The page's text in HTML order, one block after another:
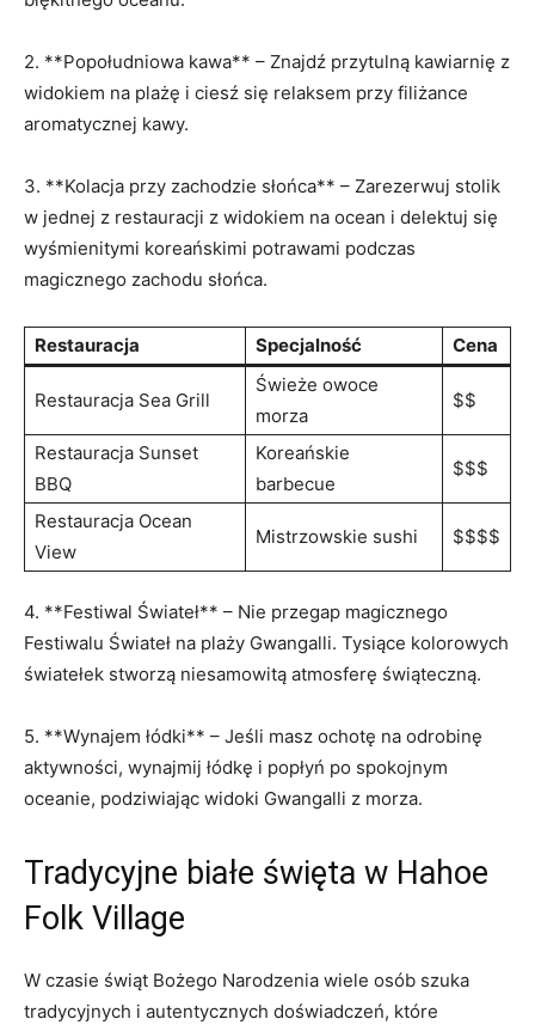
2. **Popołudniowa⁣ kawa** – Znajdź ⁤przytulną kawiarnię ⁤z
widokiem‍ na plażę i ciesź⁢ się relaksem przy filiżance
aromatycznej kawy.
3.‍ **Kolacja przy zachodzie ‌słońca** – Zarezerwuj stolik
w jednej z restauracji ⁢z widokiem ⁣na⁣ ocean ⁢i delektuj się
wyśmienitymi koreańskimi potrawami⁢ podczas
magicznego zachodu słońca.
Restauracja Specjalność Cena
Restauracja Sea Grill
Świeże owoce
morza
$$
Restauracja Sunset
BBQ
Koreańskie
barbecue
$$$
Restauracja Ocean
View
Mistrzowskie sushi $$$$
4. ⁤**Festiwal Świateł** – Nie przegap magicznego
Festiwalu ⁤Świateł na plaży‍ Gwangalli. Tysiące kolorowych
​światełek stworzą ⁤niesamowitą atmosferę świąteczną.
5. **Wynajem łódki** – ⁢Jeśli masz ochotę na⁢ odrobinę
⁣aktywności, wynajmij łódkę i ‌popłyń po spokojnym
oceanie, ‌podziwiając​ widoki Gwangalli ​z ⁣morza.
Tradycyjne ⁢białe ‍święta w Hahoe
Folk Village
W​ czasie świąt Bożego Narodzenia wiele osób ⁢szuka
⁤tradycyjnych i autentycznych ‌doświadczeń, które